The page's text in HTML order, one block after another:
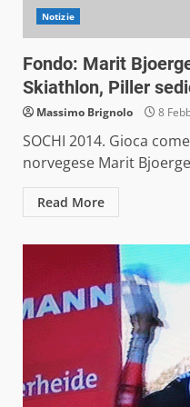
Notizie
Fondo: Marit
Skiathlon, Piller
Massimo Brignolo 8
SOCHI 2014. Gioca
norvegese Marit
Read More